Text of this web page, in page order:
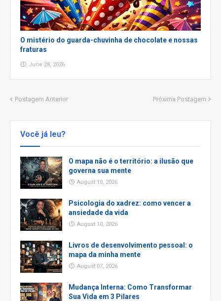
O mistério do guarda-chuvinha de chocolate e nossas
fraturas
June 28, 2026
Postagem Anterior Próxima Postagem
Você já leu?
O mapa não é o território: a ilusão que
governa sua mente
August 10, 2026
Psicologia do xadrez: como vencer a
ansiedade da vida
August 10, 2026
Livros de desenvolvimento pessoal: o
mapa da minha mente
August 07, 2026
Mudança Interna: Como Transformar
Sua Vida em 3 Pilares